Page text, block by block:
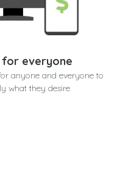
everyone
anyone and everyone to
what they desire